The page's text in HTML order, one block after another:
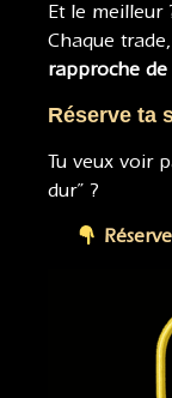
Et le meilleur
Chaque
rapproche de
Réserve ta
Tu veux voir
dur” ?